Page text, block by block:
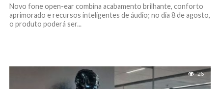
Novo fone open-ear combina acabamento brilhante, conforto
aprimorado e recursos inteligentes de áudio; no dia 8 de agosto,
o produto poderá ser...
261